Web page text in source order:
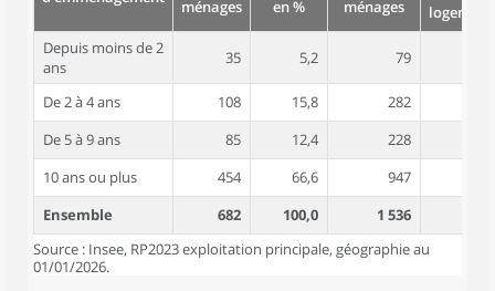
ménages
en %
ménages
logement
Depuis moins de 2
ans
35 5,2 79
De 2 à 4 ans 108 15,8 282
De 5 à 9 ans
85 12,4 228
10 ans ou plus
454 66,6 947
Ensemble
682 100,0 1 536
Source : Insee, RP2023 exploitation principale, géographie au
01/01/2026.